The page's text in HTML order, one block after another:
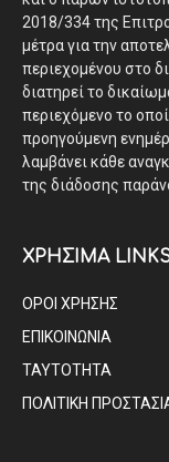
2018/334 της
μέτρα για την
περιεχομένου στο
διατηρεί το
περιεχόμενο το
προηγούμενη
λαμβάνει κάθε
της διάδοσης
ΧΡΗΣΙΜΑ
ΟΡΟΙ ΧΡΗΣΗΣ
ΕΠΙΚΟΙΝΩΝΙΑ
ΤΑΥΤΟΤΗΤΑ
ΠΟΛΙΤΙΚΗ